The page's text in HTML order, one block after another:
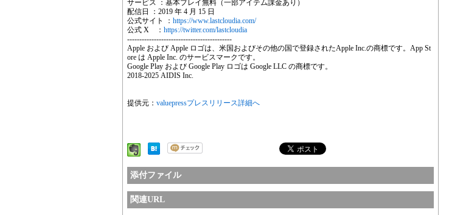
サービス ：基本プレイ無料（一部アイテム課金あり）
配信日 ：2019 年 4 月 15 日
公式サイト ： https://www.lastcloudia.com/
公式 X ： https://twitter.com/lastcloudia
-------------------------------------------
Apple および Apple ロゴは、米国およびその他の国で登録されたApple Inc.の商標です。App St
ore は Apple Inc. のサービスマークです。
Google Play および Google Play ロゴは Google LLC の商標です。
2018-2025 AIDIS Inc.
提供元： valuepressプレスリリース詳細へ
添付ファイル
関連URL